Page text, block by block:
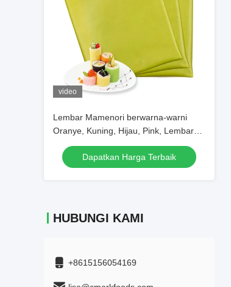
video
Lembar Mamenori berwarna-warni
Oranye, Kuning, Hijau, Pink, Lembar
Crep Kedelai Untuk Sushi Rolling
Dapatkan Harga Terbaik
HUBUNGI KAMI
+8615156054169